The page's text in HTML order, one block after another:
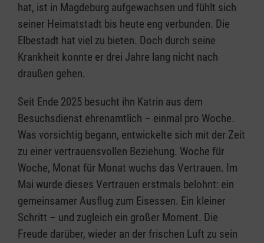
hat, ist in Magdeburg aufgewachsen und fühlt sich
seiner Heimatstadt bis heute eng verbunden. Die
Elbestadt hat viel zu bieten. Doch durch seine
Krankheit konnte er drei Jahre lang nicht nach
draußen gehen.
Seit Ende 2025 besucht ihn Katrin aus dem
Besuchsdienst ehrenamtlich – einmal pro Woche.
Was vorsichtig begann, entwickelte sich mit der Zeit
zu einer vertrauensvollen Beziehung. Woche für
Woche, Monat für Monat wuchs das Vertrauen. Im
Mai wurde dieses Vertrauen erstmals belohnt: ein
gemeinsamer Ausflug zum Eisessen. Ein kleiner
Schritt – und zugleich ein großer Moment. Die
Freude darüber, wieder an der frischen Luft zu sein